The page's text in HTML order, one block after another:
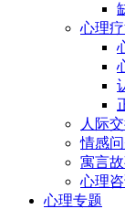
心理
人际
情感
寓言
心理
心理专题